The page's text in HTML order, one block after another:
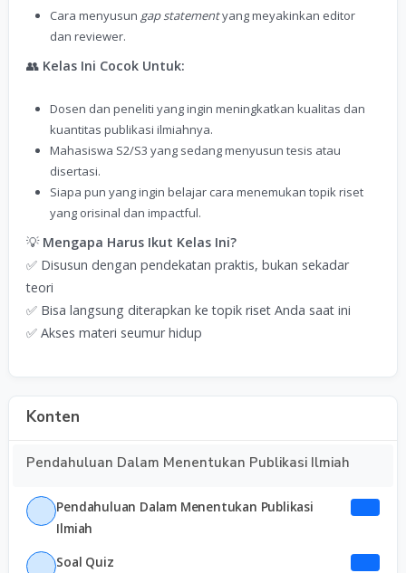
Cara menyusun gap statementyang meyakinkan editor
dan reviewer.
👥 Kelas Ini Cocok Untuk:
Dosen dan peneliti yang ingin meningkatkan kualitas dan
kuantitas publikasi ilmiahnya.
Mahasiswa S2/S3 yang sedang menyusun tesis atau
disertasi.
Siapa pun yang ingin belajar cara menemukan topik riset
yang orisinal dan impactful.
💡 Mengapa Harus Ikut Kelas Ini?
✅ Disusun dengan pendekatan praktis, bukan sekadar
teori
✅ Bisa langsung diterapkan ke topik riset Anda saat ini
✅ Akses materi seumur hidup
Konten
Pendahuluan Dalam Menentukan Publikasi Ilmiah
Pendahuluan Dalam Menentukan Publikasi
Ilmiah
Soal Quiz